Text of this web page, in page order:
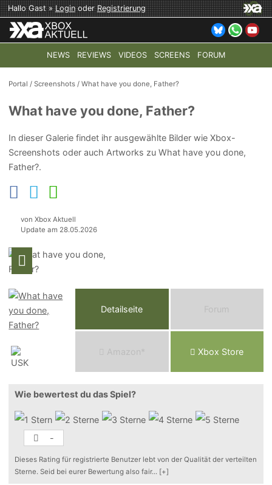
Hallo Gast »LoginoderRegistrierung
NEWS REVIEWS VIDEOS SCREENS FORUM
TOP-THEMEN: COD: MODERN WARFARE 4 HALO:
Portal /Screenshots /What have you done, Father?
What have you done, Father?
In dieser Galerie findet ihr ausgewählte Bilder wie Xbox-
Screenshots oder auch Artworks zu What have you done,
Father?.
von Xbox Aktuell
Update am 28.05.2026
Detailseite Forum
Ama o n* Xbox Store
Wie bewertest du das Spiel?
-
Dieses Rating für registrierte Benutzer lebt von der Qualität der verteilten
Sterne. Seid bei eurer Bewertung also fair... [+]